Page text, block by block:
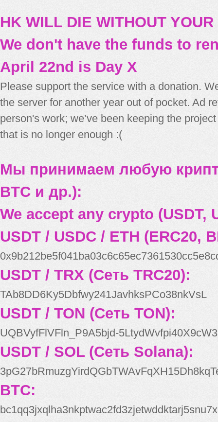
HK WILL DIE WITHOUT
We don't have the funds to
April 22nd is Day X
Please support the service with a donation.
the server for another year out of pocket. Ad
person's work; we’ve been keeping the
that is no longer enough :(
Мы принимаем любую
BTC и др.):
We accept any crypto (USDT,
USDT / USDC / ETH (ERC20,
USDT / TRX (Сеть TRC20):
TAb8DD6Ky5Dbfwy241JavhksPCo38nkVsL
USDT / TON (Сеть TON):
UQBVyfFlVFln_P9A5bjd-
USDT / SOL (Сеть Solana):
BTC:
bc1qq3jxqlha3nkptwac2fd3zjetwddktarj5snu7x